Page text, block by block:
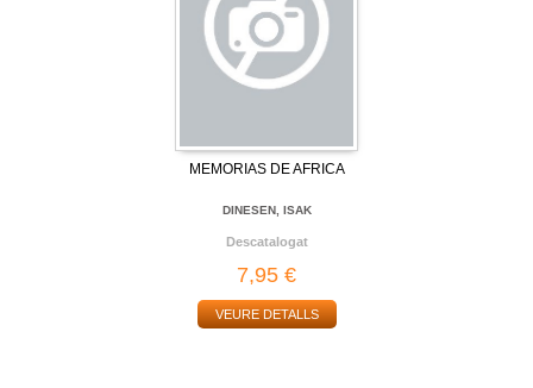
MEMORIAS DE AFRICA
DINESEN, ISAK
Descatalogat
7,95 €
VEURE DETALLS